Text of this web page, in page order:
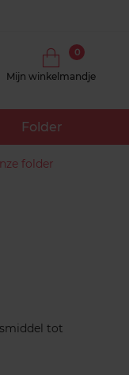
Mijn winkelmandje
0
Folder
folder
tot